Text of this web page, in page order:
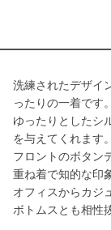
洗練されたデザイ
ったりの一着です。
ゆったりとしたシ
を与えてくれます。
フロントのボタン
重ね着で知的な印
オフィスからカジ
ボトムスとも相性